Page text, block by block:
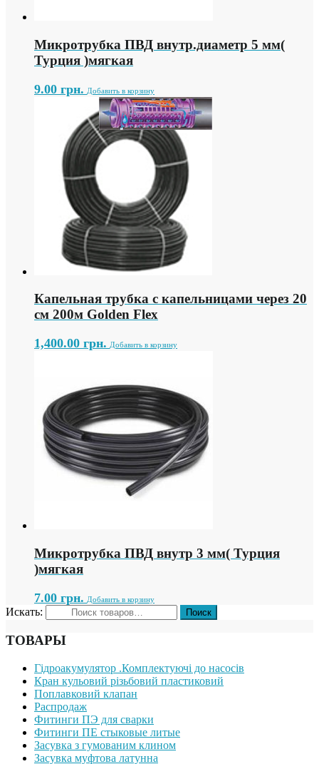
Микротрубка ПВД внутр.диаметр 5 мм(
Турция )мягкая
9.00 грн. Добавить в корзину
Капельная трубка с капельницами через 20
см 200м Golden Flex
1,400.00 грн. Добавить в корзину
Микротрубка ПВД внутр 3 мм( Турция
)мягкая
7.00 грн. Добавить в корзину
Искать:
ТОВАРЫ
Гідроакумулятор .Комплектуючі до насосів
Кран кульовий різьбовий пластиковий
Поплавковий клапан
Распродаж
Фитинги ПЭ для сварки
Фитинги ПЕ стыковые литые
Засувка з гумованим клином
Засувка муфтова латунна